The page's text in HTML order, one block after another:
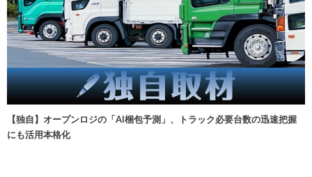
【独自】オープンロジの「AI梱包予測」、トラック必要台数の迅速把握
にも活用本格化